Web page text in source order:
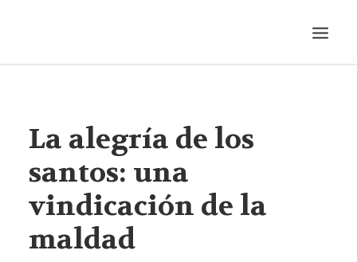
AUDIOVISUALES
ENTREVISTAS
HISTORIETA
MÚSICA
La alegría de los
santos: una
vindicación de la
maldad